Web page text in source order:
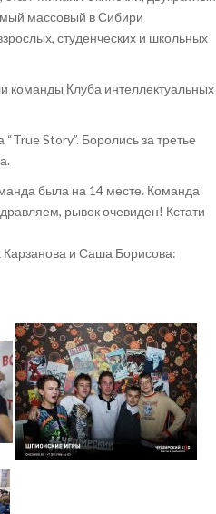
массовый в Сибири
студенческих и школьных
команды Клуба интеллектуальных
Story”. Боролись за третье
была на 14 месте. Команда
рывок очевиден! Кстати
и Саша Борисова: